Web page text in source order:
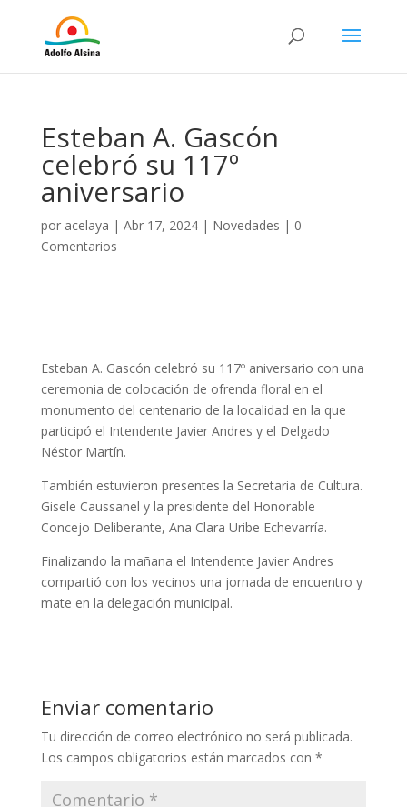
Esteban A. Gascón
celebró su 117º
aniversario
por acelaya | Abr 17, 2024| Novedades | 0
Comentarios
Esteban A. Gascón celebró su 117º aniversario con una
ceremonia de colocación de ofrenda floral en el
monumento del centenario de la localidad en la que
participó el Intendente Javier Andres y el Delgado
Néstor Martín.
También estuvieron presentes la Secretaria de Cultura.
Gisele Caussanel y la presidente del Honorable
Concejo Deliberante, Ana Clara Uribe Echevarría.
Finalizando la mañana el Intendente Javier Andres
compartió con los vecinos una jornada de encuentro y
mate en la delegación municipal.
Enviar comentario
Tu dirección de correo electrónico no será publicada.
Los campos obligatorios están marcados con *